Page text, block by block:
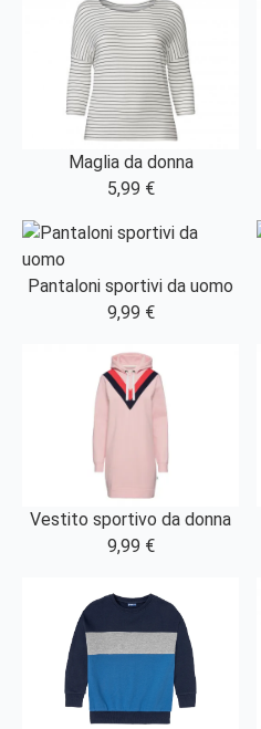
Maglia da donna
5,99 €
Pantaloni sportivi da uomo
9,99 €
Vestito sportivo da donna
9,99 €